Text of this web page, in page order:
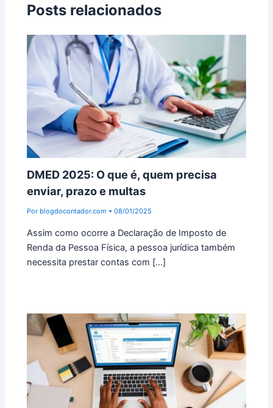
Posts relacionados
DMED 2025: O que é, quem precisa
enviar, prazo e multas
Por blogdocontador.com •08/01/2025
Assim como ocorre a Declaração de Imposto de
Renda da Pessoa Física, a pessoa jurídica também
necessita prestar contas com […]